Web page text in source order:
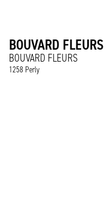
BOUVARD FLEURS
BOUVARD FLEURS
1258 Perly